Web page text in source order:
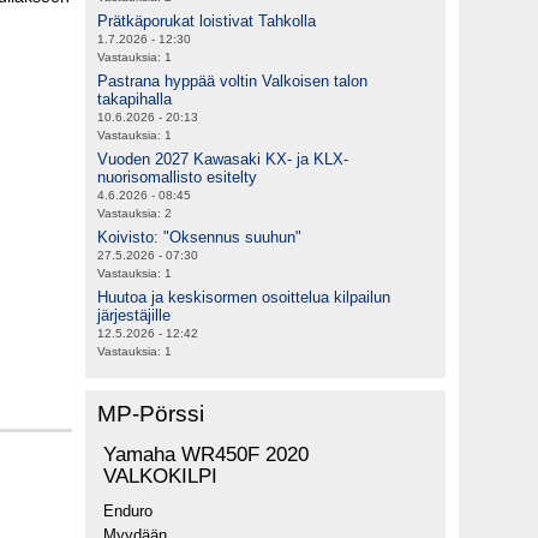
Prätkäporukat loistivat Tahkolla
1.7.2026 - 12:30
Vastauksia: 1
Pastrana hyppää voltin Valkoisen talon
takapihalla
10.6.2026 - 20:13
Vastauksia: 1
Vuoden 2027 Kawasaki KX- ja KLX-
nuorisomallisto esitelty
4.6.2026 - 08:45
Vastauksia: 2
Koivisto: "Oksennus suuhun"
27.5.2026 - 07:30
Vastauksia: 1
Huutoa ja keskisormen osoittelua kilpailun
järjestäjille
12.5.2026 - 12:42
Vastauksia: 1
MP-Pörssi
Yamaha WR450F 2020
VALKOKILPI
Enduro